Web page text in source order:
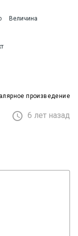
Величина
произведение
 6 лет назад